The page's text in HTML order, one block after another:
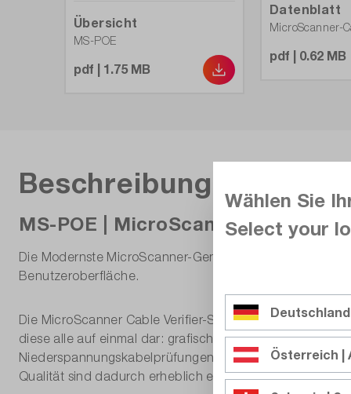
Übersicht
MS-POE
pdf | 1.75 MB
Datenblatt
MicroScanner-
pdf | 0.62 MB
Beschreibung
MS-POE | MicroScanner POE
Die Modernste MicroScanner-Generation Fluke
Benutzeroberfläche.
Die MicroScanner Cable Verifier-Serie vereinfacht die
diese alle auf einmal dar: grafische
Niederspannungskabelprüfungen ohne weiteres
Qualität sind dadurch erheblich effizienter realisierbar
Wählen Sie
Select your
Österreich |